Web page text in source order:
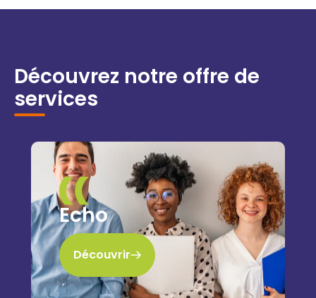
Découvrez notre offre de
services
Echo
Découvrir